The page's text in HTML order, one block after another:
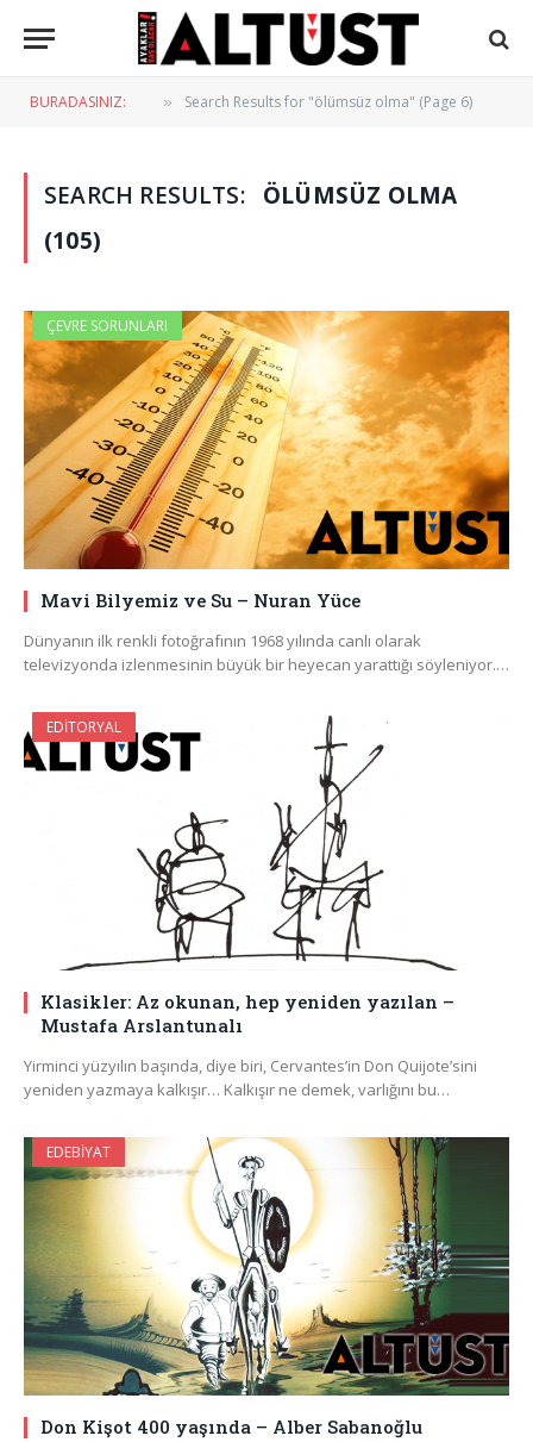
BURADASINIZ: » Search Results for "ölümsüz olma" (Page 6)
SEARCH RESULTS:
ÖLÜMSÜZ OLMA
(105)
ÇEVRE SORUNLARI
Mavi Bilyemiz ve Su – Nuran Yüce
Dünyanın ilk renkli fotoğrafının 1968 yılında canlı olarak
televizyonda izlenmesinin büyük bir heyecan yarattığı söyleniyor.…
EDITORYAL
Klasikler: Az okunan, hep yeniden yazılan –
Mustafa Arslantunalı
Yirminci yüzyılın başında, diye biri, Cervantes’in Don Quijote’sini
yeniden yazmaya kalkışır… Kalkışır ne demek, varlığını bu…
EDEBIYAT
Don Kişot 400 yaşında – Alber Sabanoğlu